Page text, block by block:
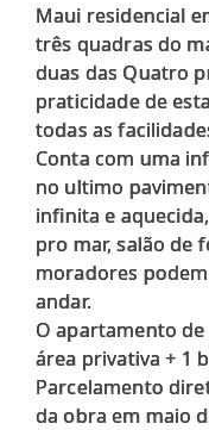
Maui residencial
três quadras do
duas das Quatro
praticidade de
todas as
Conta com uma
no ultimo
infinita e
pro mar, salão de
moradores
andar.
O apartamento
área privativa + 1
Parcelamento
da obra em maio